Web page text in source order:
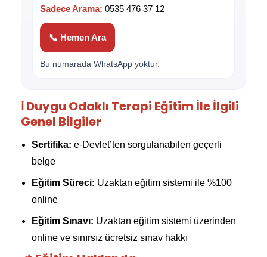
Sadece Arama: 0535 476 37 12
📞 Hemen Ara
Bu numarada WhatsApp yoktur.
ℹ️ Duygu Odaklı Terapi Eğitim İle İlgili
Genel Bilgiler
Sertifika: e-Devlet’ten sorgulanabilen geçerli
belge
Eğitim Süreci: Uzaktan eğitim sistemi ile %100
online
Eğitim Sınavı: Uzaktan eğitim sistemi üzerinden
online ve sınırsız ücretsiz sınav hakkı